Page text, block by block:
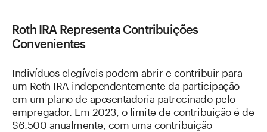
Roth IRA Representa Contribuições
Convenientes
Indivíduos elegíveis podem abrir e contribuir para
um Roth IRA independentemente da participação
em um plano de aposentadoria patrocinado pelo
empregador. Em 2023, o limite de contribuição é de
$6.500 anualmente, com uma contribuição